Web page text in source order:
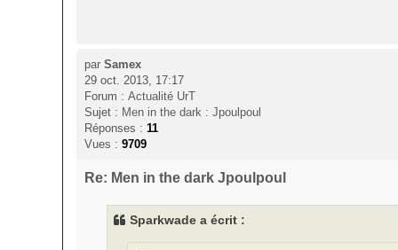
par Samex
29 oct. 2013, 17:17
Forum : Actualité UrT
Sujet : Men in the dark : Jpoulpoul
Réponses : 11
Vues : 9709
Re: Men in the dark Jpoulpoul
Sparkwade a écrit :